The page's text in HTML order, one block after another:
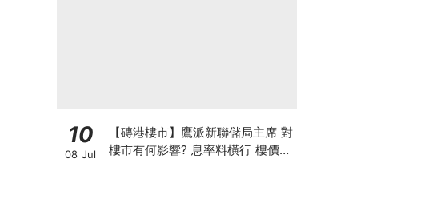
10
08 Jul
【磚港樓市】鷹派新聯儲局主席 對
樓市有何影響? 息率料橫行 樓價或